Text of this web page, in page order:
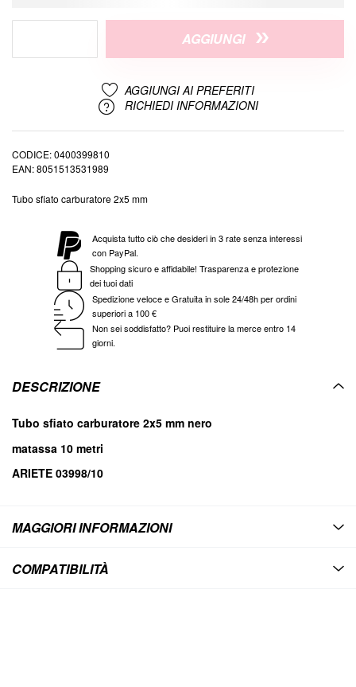
AGGIUNGI
AGGIUNGI AI PREFERITI
RICHIEDI INFORMAZIONI
CODICE 0400399810
EAN 8051513531989
Tubo sfiato carburatore 2x5 mm
Acquista tutto ciò che desideri in 3 rate senza interessi
con PayPal.
Shopping sicuro e affidabile! Trasparenza e protezione
dei tuoi dati
Spedizione veloce e Gratuita in sole 24/48h per ordini
superiori a 100 €
Non sei soddisfatto? Puoi restituire la merce entro 14
giorni.
DESCRIZIONE
Tubo sfiato carburatore 2x5 mm nero
matassa 10 metri
ARIETE 03998/10
MAGGIORI INFORMAZIONI
COMPATIBILITÀ